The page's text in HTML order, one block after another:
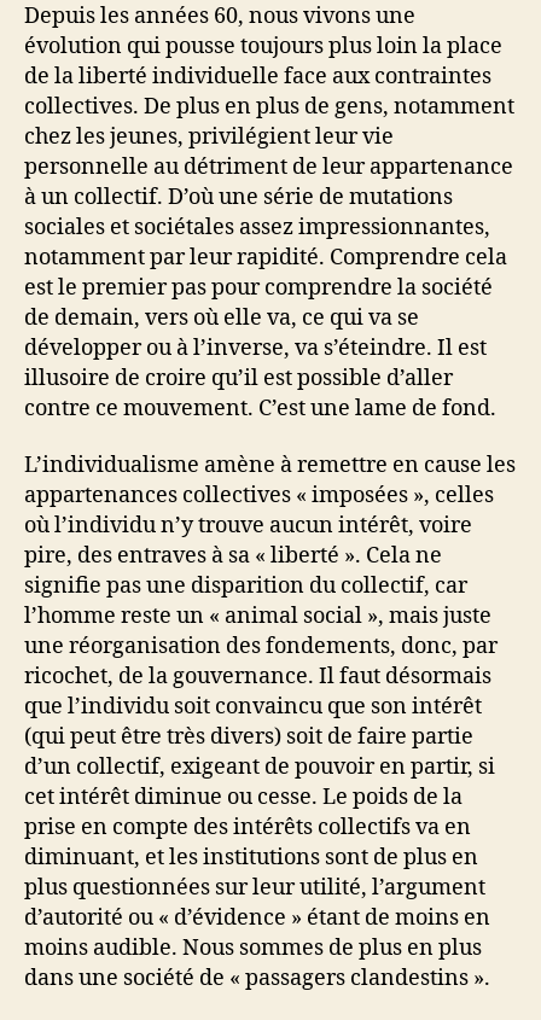
Depuis les années 60, nous vivons une
évolution qui pousse toujours plus loin la place
de la liberté individuelle face aux contraintes
collectives. De plus en plus de gens, notamment
chez les jeunes, privilégient leur vie
personnelle au détriment de leur appartenance
à un collectif. D’où une série de mutations
sociales et sociétales assez impressionnantes,
notamment par leur rapidité. Comprendre cela
est le premier pas pour comprendre la société
de demain, vers où elle va, ce qui va se
développer ou à l’inverse, va s’éteindre. Il est
illusoire de croire qu’il est possible d’aller
contre ce mouvement. C’est une lame de fond.
L’individualisme amène à remettre en cause les
appartenances collectives « imposées », celles
où l’individu n’y trouve aucun intérêt, voire
pire, des entraves à sa « liberté ». Cela ne
signifie pas une disparition du collectif, car
l’homme reste un « animal social », mais juste
une réorganisation des fondements, donc, par
ricochet, de la gouvernance. Il faut désormais
que l’individu soit convaincu que son intérêt
(qui peut être très divers) soit de faire partie
d’un collectif, exigeant de pouvoir en partir, si
cet intérêt diminue ou cesse. Le poids de la
prise en compte des intérêts collectifs va en
diminuant, et les institutions sont de plus en
plus questionnées sur leur utilité, l’argument
d’autorité ou « d’évidence » étant de moins en
moins audible. Nous sommes de plus en plus
dans une société de « passagers clandestins ».